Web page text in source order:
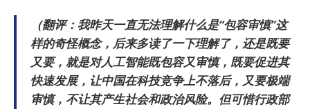
（翻评：我昨天一直无法理解什么是“包容审慎”这
样的奇怪概念，后来多读了一下理解了，还是既要
又要，就是对人工智能既包容又审慎，既要促进其
快速发展，让中国在科技竞争上不落后，又要极端
审慎，不让其产生社会和政治风险。但可惜行政部